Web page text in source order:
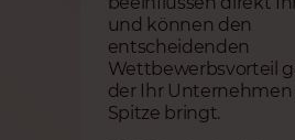
und können den
entscheidenden
Wettbewerbsvorteil
der Ihr Unternehmen
Spitze bringt.